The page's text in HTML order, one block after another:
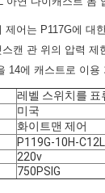
어는 P117G에
캔 관 위의 압력
14에 캐스트로 이
레벨 스위치를 표
미국
화이트맨 제어
P119G-10H-C12L
220v
750PSIG